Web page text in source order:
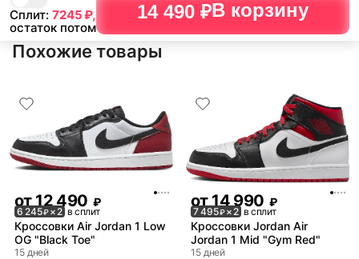
Сплит: 7245₽,
остаток потом
14 490 ₽В корзину
Похожие товары
от12 490 ₽
6 245₽× 2 в сплит
Кроссовки Air Jordan 1 Low
OG "Black Toe"
15 дней
от14 990 ₽
7 495₽× 2 в сплит
Кроссовки Jordan Air
Jordan 1 Mid "Gym Red"
15 дней